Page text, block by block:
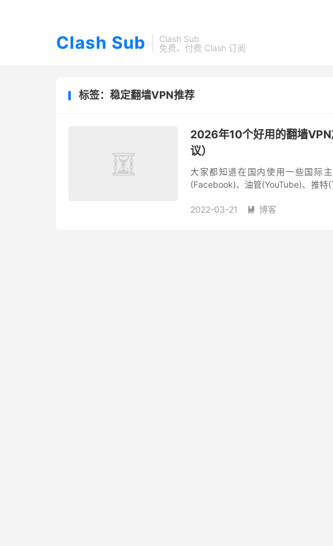
Clash Sub
Clash Sub
免费、付费 Clash 订阅
标签：稳定翻墙VPN推荐
2026年10个好用的翻墙
议）
大家都知道在国内使用一些国际
(Facebook)、油管(YouTube)、推特
2022-03-21  博客